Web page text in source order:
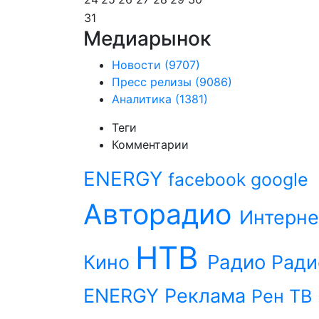
31
Медиарынок
Новости (9707)
Пресс релизы (9086)
Аналитика (1381)
Теги
Комментарии
ENERGY facebook google
Авторадио
Кино НТВ Радио
ENERGY Реклама Рен ТВ